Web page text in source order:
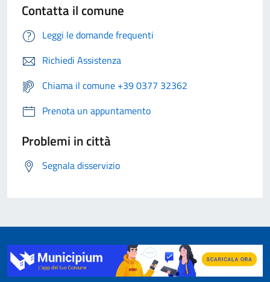
Contatta il comune
Leggi le domande frequenti
Richiedi Assistenza
Chiama il comune +39 0377 32362
Prenota un appuntamento
Problemi in città
Segnala disservizio